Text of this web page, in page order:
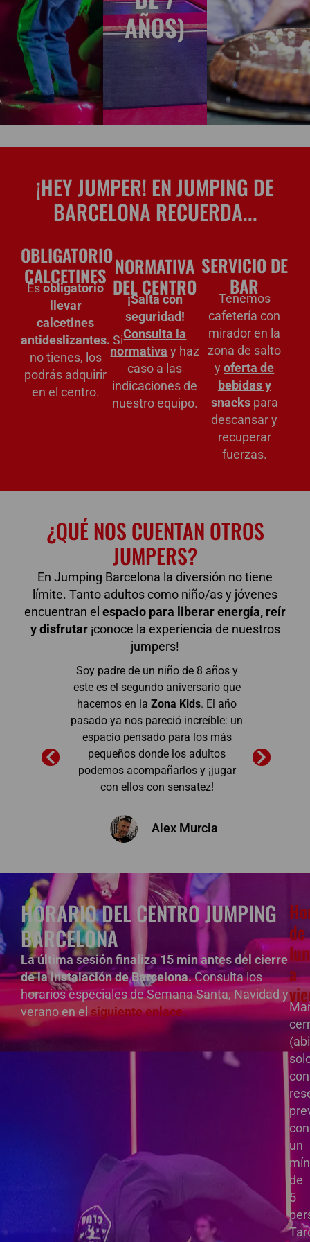
AÑOS)
¡HEY JUMPER! EN JUMPING DE
BARCELONA RECUERDA...
OBLIGATORIO
CALCETINES
Esobligatorio
llevar
calcetines
antideslizantes. Si
no tienes, los
podrás adquirir
en el centro.
NORMATIVA
DEL CENTRO
¡Salta con
seguridad!
Consulta la
normativa y haz
caso a las
indicaciones de
nuestro equipo.
SERVICIO DE
BAR
Tenemos
cafetería con
mirador en la
zona de salto
yoferta de
bebidas y
snackspara
descansar y
recuperar
fuerzas.
¿QUÉ NOS CUENTAN OTROS
JUMPERS?
En Jumping Barcelona la diversión no tiene
límite. Tanto adultos como niño/as y jóvenes
encuentran el espacio para liberar energía, reír
y disfrutar ¡conoce la experiencia de nuestros
jumpers!
Alex Murcia
Soy padre de un niño de 8 años y
este es el segundo aniversario que
hacemos en la Zona Kids. El año
pasado ya nos pareció increíble: un
espacio pensado para los más
pequeños donde los adultos
podemos acompañarlos y ¡jugar
con ellos con sensatez!
HORARIO DEL CENTRO JUMPING
BARCELONA
La última sesión finaliza 15 min antes del cierre
de la instalación de Barcelona.Consulta los
horarios especiales de Semana Santa, Navidad y
verano en el siguiente enlace.
de
a
con
con
un
de
5